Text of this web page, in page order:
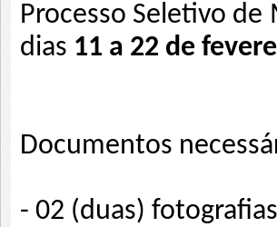
Processo Seletivo de
dias 11 a 22 de
Documentos
- 02 (duas)